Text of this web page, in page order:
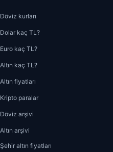
Döviz kurları
Dolar kaç TL?
Euro kaç TL?
Altın kaç TL?
Altın fiyatları
Kripto paralar
Döviz arşivi
Altın arşivi
Şehir altın fiyatları